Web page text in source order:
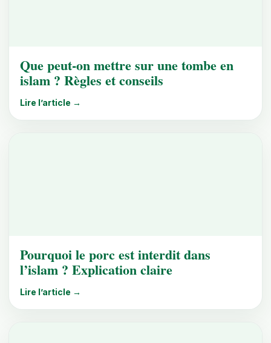
Que peut-on mettre sur une tombe en
islam ? Règles et conseils
Lire l’article →
Pourquoi le porc est interdit dans
l’islam ? Explication claire
Lire l’article →